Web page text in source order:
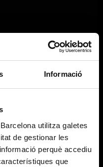
Informació
utilitza galetes
de gestionar les
perquè accediu
que